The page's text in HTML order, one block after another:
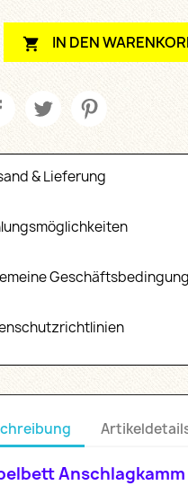
 IN DEN
& Lieferung